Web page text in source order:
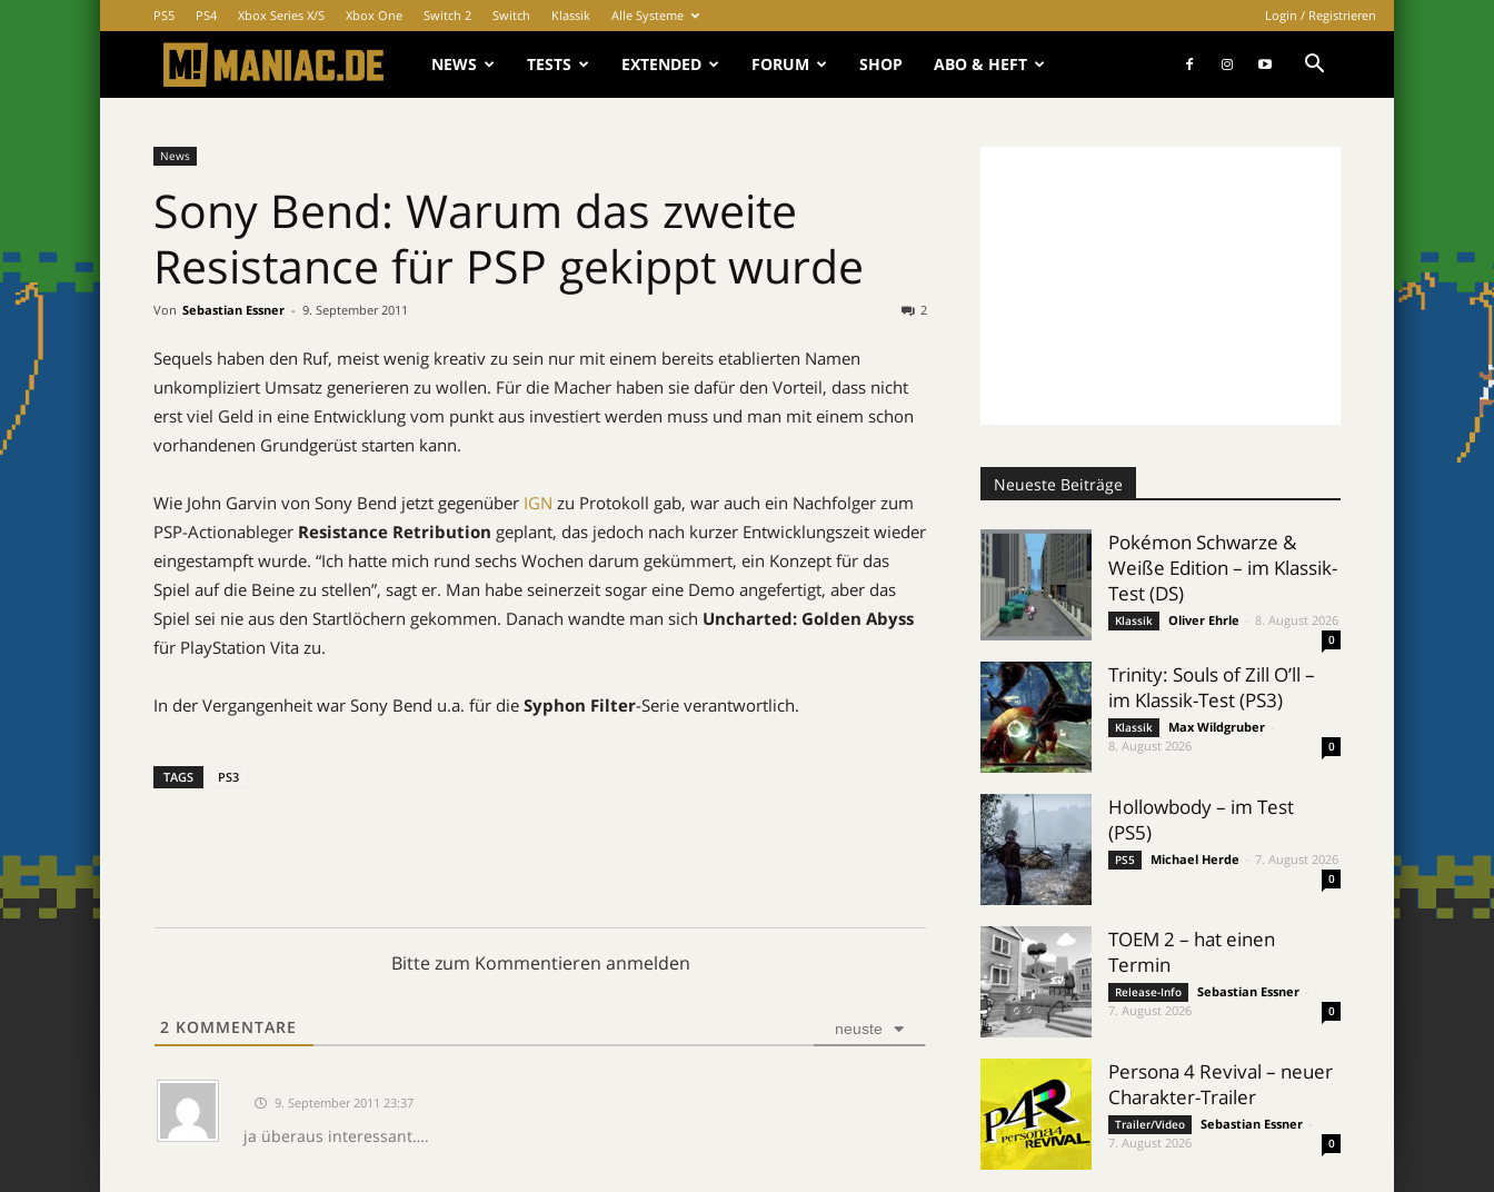
PS5 PS4 Xbox Series X/S Xbox One Switch 2 Switch Klassik Alle Systeme Login / Registrieren
MANIAC.de
NEWS TESTS EXTENDED FORUM SHOP ABO & HEFT
News
Sony Bend: Warum das zweite
Resistance für PSP gekippt wurde
Von Sebastian Essner - 9. September 2011 2
Sequels haben den Ruf, meist wenig kreativ zu sein nur mit einem bereits etablierten Namen
unkompliziert Umsatz generieren zu wollen. Für die Macher haben sie dafür den Vorteil, dass nicht
erst viel Geld in eine Entwicklung vom punkt aus investiert werden muss und man mit einem schon
vorhandenen Grundgerüst starten kann.
Wie John Garvin von Sony Bend jetzt gegenüber IGN zu Protokoll gab, war auch ein Nachfolger zum
PSP-Actionableger Resistance Retribution geplant, das jedoch nach kurzer Entwicklungszeit wieder
eingestampft wurde. “Ich hatte mich rund sechs Wochen darum gekümmert, ein Konzept für das
Spiel auf die Beine zu stellen”, sagt er. Man habe seinerzeit sogar eine Demo angefertigt, aber das
Spiel sei nie aus den Startlöchern gekommen. Danach wandte man sich Uncharted: Golden Abyss
für PlayStation Vita zu.
In der Vergangenheit war Sony Bend u.a. für die Syphon Filter-Serie verantwortlich.
TAGS PS3
Bitte zum Kommentieren anmelden
2 KOMMENTARE neuste
9. September 2011 23:37
ja überaus interessant….
Neueste Beiträge
Pokémon Schwarze &
Weiße Edition – im Klassik-
Test (DS)
Klassik Oliver Ehrle 8. August 2026
0
Trinity: Souls of Zill O’ll –
im Klassik-Test (PS3)
Klassik Max Wildgruber
8. August 2026
0
Hollowbody – im Test
(PS5)
PS5 Michael Herde 7. August 2026
0
TOEM 2 – hat einen
Termin
Release-Info Sebastian Essner
7. August 2026
0
Persona 4 Revival – neuer
Charakter-Trailer
Trailer/Video Sebastian Essner
7. August 2026
0